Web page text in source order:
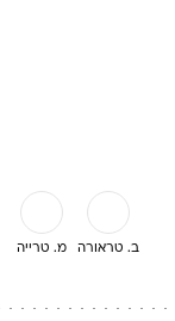
מ. טרייה ב. טראורה